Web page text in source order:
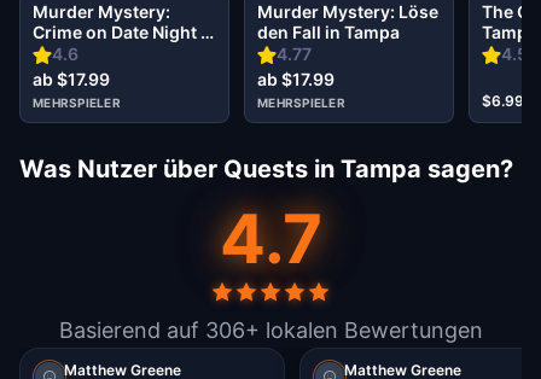
4.6
Murder Mystery:
Crime on Date Night in
Tampa
ab $17.99
MEHRSPIELER
4.77
Murder Mystery: Löse
den Fall in Tampa
ab $17.99
MEHRSPIELER
4.59
The
Tampa
$6.99
Was Nutzer über Quests in Tampa sagen?
4.7
Basierend auf 306+ lokalen Bewertungen
Matthew Greene Matthew Greene